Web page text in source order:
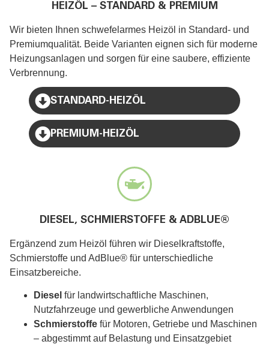
HEIZÖL – STANDARD & PREMIUM
Wir bieten Ihnen schwefelarmes Heizöl in Standard- und
Premiumqualität. Beide Varianten eignen sich für moderne
Heizungsanlagen und sorgen für eine saubere, effiziente
Verbrennung.
STANDARD-HEIZÖL
PREMIUM-HEIZÖL
DIESEL, SCHMIERSTOFFE & ADBLUE®
Ergänzend zum Heizöl führen wir Dieselkraftstoffe,
Schmierstoffe und AdBlue® für unterschiedliche
Einsatzbereiche.
Diesel für landwirtschaftliche Maschinen,
Nutzfahrzeuge und gewerbliche Anwendungen
Schmierstoffe für Motoren, Getriebe und Maschinen
– abgestimmt auf Belastung und Einsatzgebiet